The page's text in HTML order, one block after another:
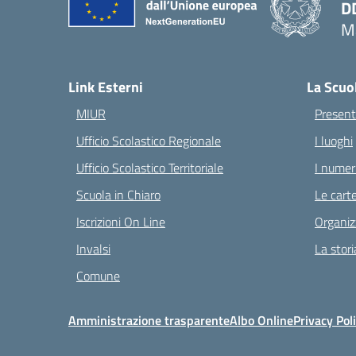
Link Esterni
MIUR
Ufficio Scolastico Regionale
Ufficio Scolastico Territoriale
Scuola in Chiaro
Iscrizioni On Line
Invalsi
Comune
La
I luoghi
I
Le
La
Amministrazione trasparenteAlbo OnlinePrivacy